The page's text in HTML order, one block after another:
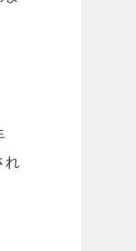
れ